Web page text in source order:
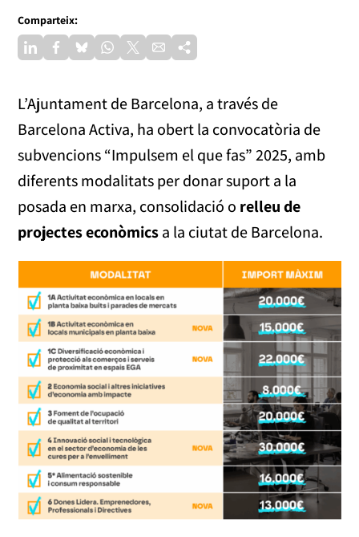
Comparteix:
L’Ajuntament de Barcelona, a través de
Barcelona Activa, ha obert la convocatòria de
subvencions “Impulsem el que fas” 2025, amb
diferents modalitats per donar suport a la
posada en marxa, consolidació o relleu de
projectes econòmicsa la ciutat de Barcelona.